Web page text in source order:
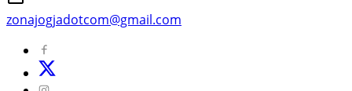
zonajogjadotcom@gmail.com